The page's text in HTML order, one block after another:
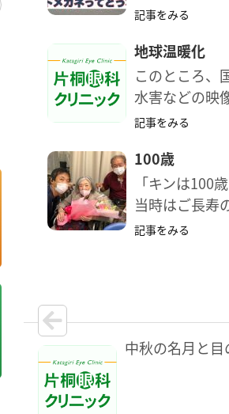
記事をみる
地球温暖化
このところ、
水害などの映
記事をみる
100歳
「キンは100
当時はご長寿
記事をみる
中秋の名月と目